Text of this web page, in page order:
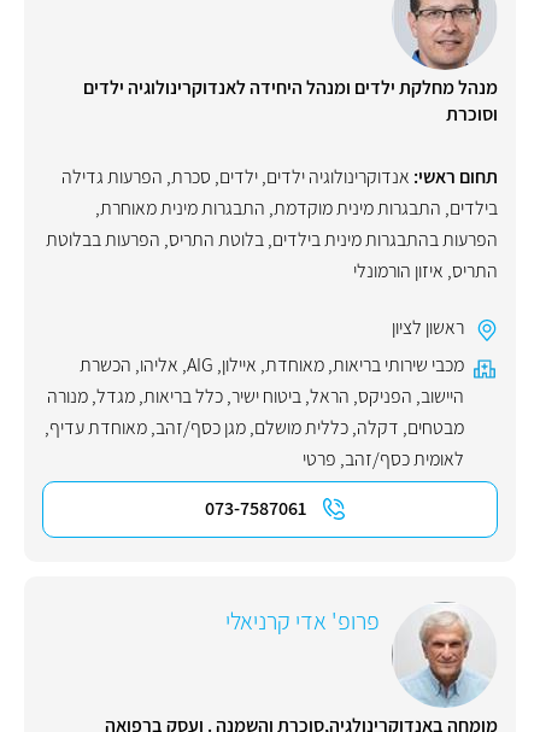
מנהל מחלקת ילדים ומנהל היחידה לאנדוקרינולוגיה ילדים
וסוכרת
תחום ראשי: אנדוקרינולוגיה ילדים,ילדים, סכרת, הפרעות גדילה
בילדים, התבגרות מינית מוקדמת, התבגרות מינית מאוחרת,
הפרעות בהתבגרות מינית בילדים,בלוטת התריס, הפרעות בבלוטת
התריס, איזון הורמונלי
ראשון לציון
מכבי שירותי בריאות,מאוחדת, איילון,
AIG
, אליהו, הכשרת
היישוב, הפניקס, הראל,ביטוח ישיר,כלל בריאות,מגדל,מנורה
מבטחים, דקלה,כללית מושלם,מגן כסף/זהב,מאוחדת עדיף,
לאומית כסף/זהב, פרטי
073-7587061
פרופ' אדי קרניאלי
מומחה באנדוקרינולגיה,סוכרת והשמנה . ועסק ברפואה